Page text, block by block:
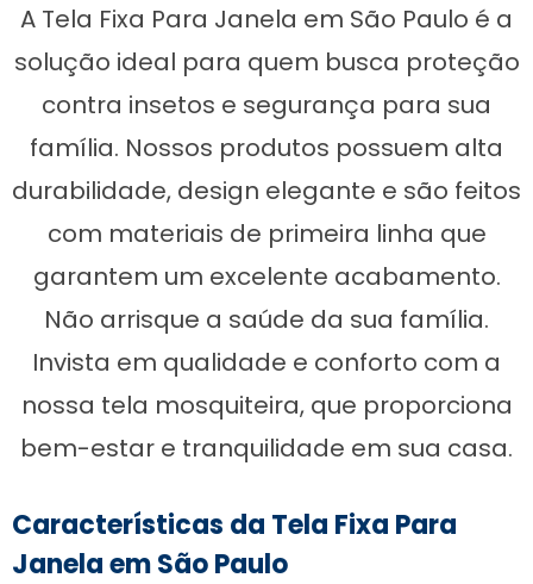
A Tela Fixa Para Janela em São Paulo é a
solução ideal para quem busca proteção
contra insetos e segurança para sua
família. Nossos produtos possuem alta
durabilidade, design elegante e são feitos
com materiais de primeira linha que
garantem um excelente acabamento.
Não arrisque a saúde da sua família.
Invista em qualidade e conforto com a
nossa tela mosquiteira, que proporciona
bem-estar e tranquilidade em sua casa.
Características da Tela Fixa Para
Janela em São Paulo